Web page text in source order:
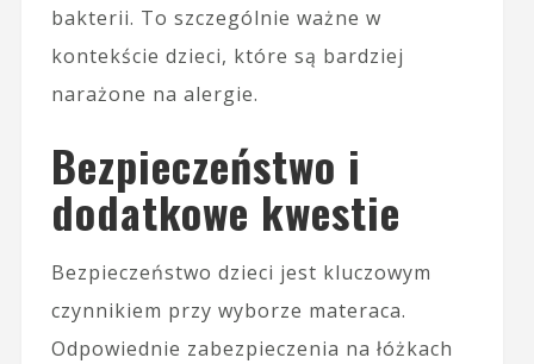
bakterii. To szczególnie ważne w
kontekście dzieci, które są bardziej
narażone na alergie.
Bezpieczeństwo i
dodatkowe kwestie
Bezpieczeństwo dzieci jest kluczowym
czynnikiem przy wyborze materaca.
Odpowiednie zabezpieczenia na łóżkach